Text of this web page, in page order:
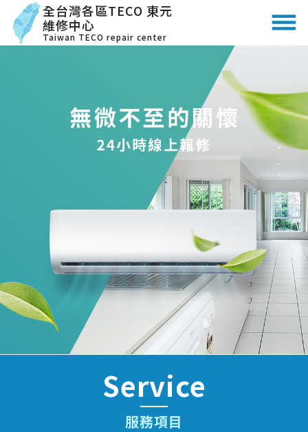
全台灣各區TECO 東元
維修中心
Taiwan TECO repair center
Service
服務項目